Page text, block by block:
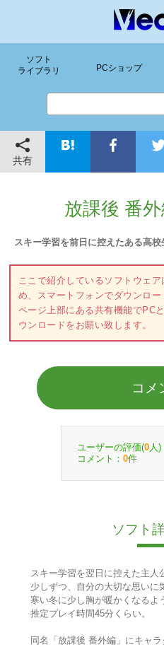
ソフト
ライブラリ
PCショップ
共有
放課後 番
スキー学習を前日に控えたある高
ここで紹介しているソフトウェ
め、スマートフォンでダウンロー
ページ上部にある共有機能でPC
ウンロードをお願い致します。
コメ
ユーザーの評価(0 人)
コメント： 0件
ソフト
スキー学習を翌日に控えた主人
少しずつ、自分の大切な思いに
寒い冬に少し胸が暖かくなるよ
推定プレイ時間45分くらい。
同名「放課後 番外編」にキャ